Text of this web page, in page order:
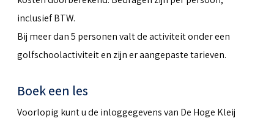
inclusief BTW.
Bij meer dan 5 personen valt de activiteit onder een
golfschoolactiviteit en zijn er aangepaste tarieven.
Boek een les
Voorlopig kunt u de inloggegevens van De Hoge Kleij